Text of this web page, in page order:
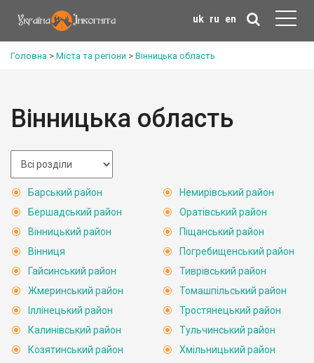
uk ru en
Головна > Міста та регіони > Вінницька область
Вінницька область
Барський район
Бершадський район
Вінницький район
Вінниця
Гайсинський район
Жмеринський район
Іллінецький район
Калинівський район
Козятинський район
Немирівський район
Оратівський район
Піщанський район
Погребищенський район
Тиврівський район
Томашпільський район
Тростянецький район
Тульчинський район
Хмільницький район